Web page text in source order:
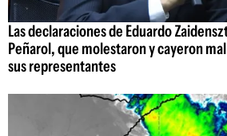
Las declaraciones de Eduardo
Peñarol, que molestaron y cayeron mal
sus representantes